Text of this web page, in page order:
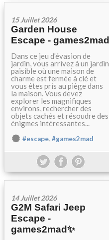
15 Juillet 2026
Garden House
Escape - games2mad
Dans ce jeu d'évasion de
jardin, vous arrivez à un jardin
paisible où une maison de
charme est fermée à clé et
vous êtes pris au piège dans
la maison. Vous devez
explorer les magnifiques
environs, rechercher des
objets cachés et résoudre des
énigmes intéressantes...
#escape,#games2mad
14 Juillet 2026
G2M Safari Jeep
Escape -
games2mad✨